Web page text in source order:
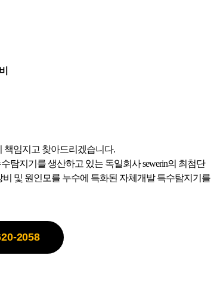
책임지고 찾아드리겠습니다.
탐지기를 생산하고 있는 독일회사 sewerin의 최첨단
및 원인모를 누수에 특화된 자체개발 특수탐지기를
2058